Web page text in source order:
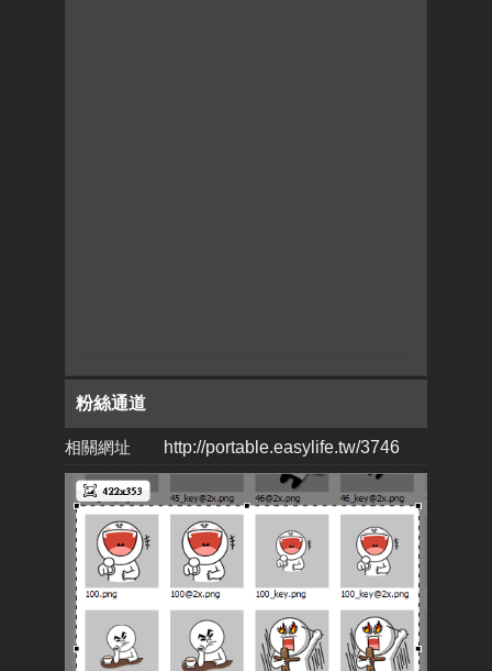
粉絲通道
相關網址 http://portable.easylife.tw/3746